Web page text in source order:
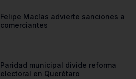
Felipe Macías advierte sanciones a
comerciantes
Paridad municipal divide reforma
electoral en Querétaro